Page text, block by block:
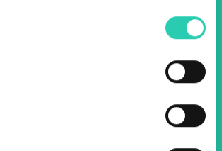
na tekočem z